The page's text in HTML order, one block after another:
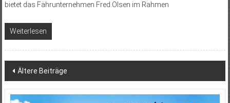
bietet das Fährunternehmen Fred.Olsen im Rahmen
Weiterlesen
Beitragsnavigation
Ältere Beiträge